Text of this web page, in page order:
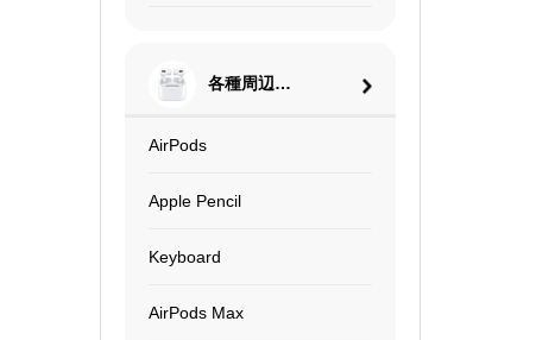
各種周辺機
AirPods
Apple Pencil
Keyboard
AirPods Max